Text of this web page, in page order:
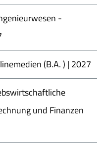
-
(B.A. ) | 2027
und Finanzen